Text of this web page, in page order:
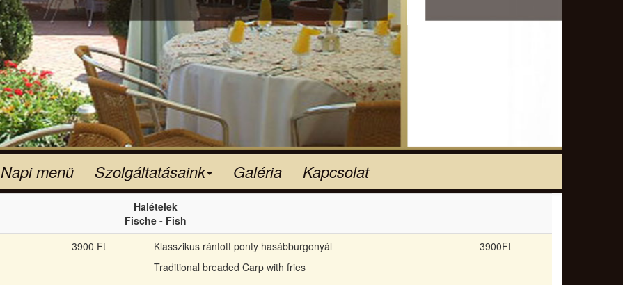
Napi menü Szolgáltatásaink Galéria Kapcsolat
Halételek
Fische - Fish
3900 Ft
Klasszikus rántott ponty hasábburgonyál
Traditional breaded Carp with fries
3900Ft